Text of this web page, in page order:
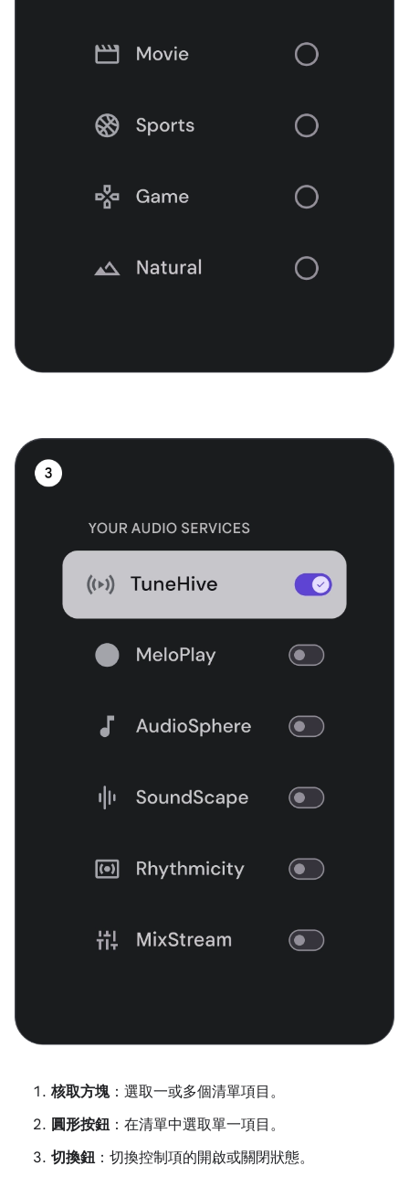
核取方塊：選取一或多個清單項目。
圓形按鈕：在清單中選取單一項目。
切換鈕：切換控制項的開啟或關閉狀態。